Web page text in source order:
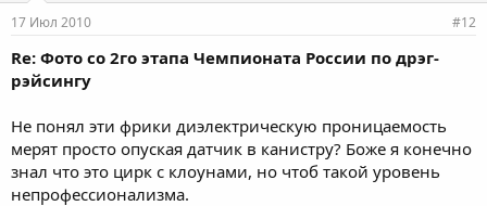
17 Июл 2010 #12
Re: Фото со 2го этапа Чемпионата России по дрэг-
рэйсингу
Не понял эти фрики диэлектрическую проницаемость
мерят просто опуская датчик в канистру? Боже я конечно
знал что это цирк с клоунами, но чтоб такой уровень
непрофессионализма.